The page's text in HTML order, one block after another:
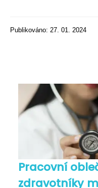
Publikováno: 27. 01. 2024
Pracovní
zdravotníky